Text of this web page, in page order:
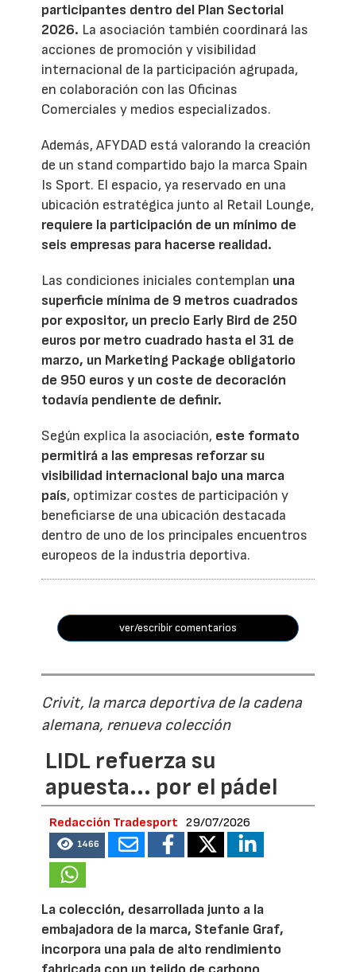
participantes dentro del Plan Sectorial
2026. La asociación también coordinará las
acciones de promoción y visibilidad
internacional de la participación agrupada,
en colaboración con las Oficinas
Comerciales y medios especializados.
Además, AFYDAD está valorando la creación
de un stand compartido bajo la marca Spain
Is Sport. El espacio, ya reservado en una
ubicación estratégica junto al Retail Lounge,
requiere la participación de un mínimo de
seis empresas para hacerse realidad.
Las condiciones iniciales contemplan una
superficie mínima de 9 metros cuadrados
por expositor, un precio Early Bird de 250
euros por metro cuadrado hasta el 31 de
marzo, un Marketing Package obligatorio
de 950 euros y un coste de decoración
todavía pendiente de definir.
Según explica la asociación, este formato
permitirá a las empresas reforzar su
visibilidad internacional bajo una marca
país, optimizar costes de participación y
beneficiarse de una ubicación destacada
dentro de uno de los principales encuentros
europeos de la industria deportiva.
ver/escribir comentarios
Crivit, la marca deportiva de la cadena
alemana, renueva colección
LIDL refuerza su
apuesta... por el pádel
Redacción Tradesport 29/07/2026
1466
La colección, desarrollada junto a la
embajadora de la marca, Stefanie Graf,
incorpora una pala de alto rendimiento